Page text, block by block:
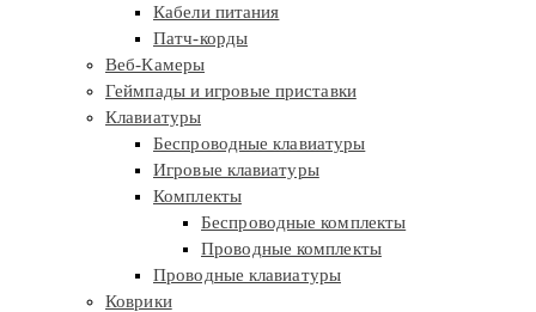
Кабели питания
Патч-корды
Веб-Камеры
Геймпады и игровые приставки
Клавиатуры
Беспроводные клавиатуры
Игровые клавиатуры
Комплекты
Беспроводные комплекты
Проводные комплекты
Проводные клавиатуры
Коврики